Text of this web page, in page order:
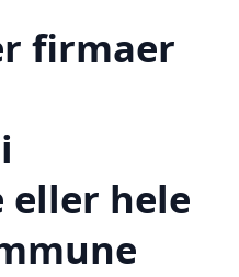
firmaer
eller hele